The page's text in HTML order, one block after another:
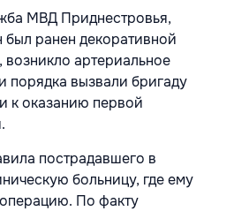
МВД Приднестровья,
ранен декоративной
артериальное
порядка вызвали бригаду
к оказанию первой
пострадавшего в
больницу, где ему
По факту